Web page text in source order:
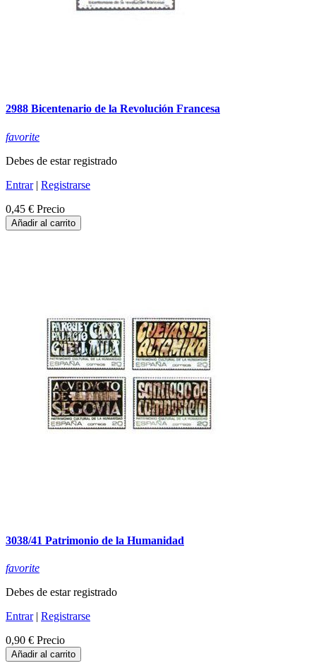
2988 Bicentenario de la Revolución Francesa
favorite
Debes de estar registrado
Entrar| Registrarse
0,45 € Precio
Añadir al carrito
3038/41 Patrimonio de la Humanidad
favorite
Debes de estar registrado
Entrar| Registrarse
0,90 € Precio
Añadir al carrito